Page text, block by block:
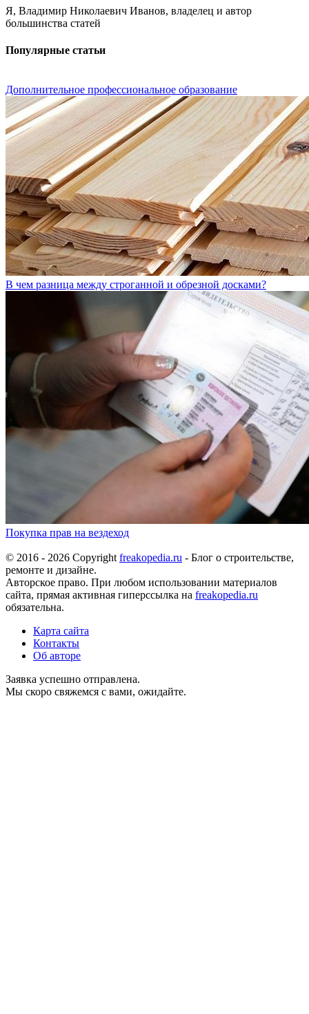
Я, Владимир Николаевич Иванов, владелец и автор
большинства статей
Популярные статьи
Дополнительное профессиональное образование
В чем разница между строганной и обрезной досками?
Покупка прав на вездеход
© 2016 - 2026 Copyright freakopedia.ru - Блог о строительстве,
ремонте и дизайне.
Авторское право. При любом использовании материалов
сайта, прямая активная гиперссылка на freakopedia.ru
обязательна.
Карта сайта
Контакты
Об авторе
Заявка успешно отправлена.
Мы скоро свяжемся с вами, ожидайте.